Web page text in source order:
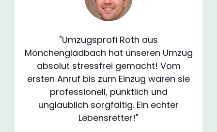
"Umzugsprofi Roth aus
Mönchengladbach hat unseren Umzug
absolut stressfrei gemacht! Vom
ersten Anruf bis zum Einzug waren sie
professionell, pünktlich und
unglaublich sorgfältig. Ein echter
Lebensretter!"